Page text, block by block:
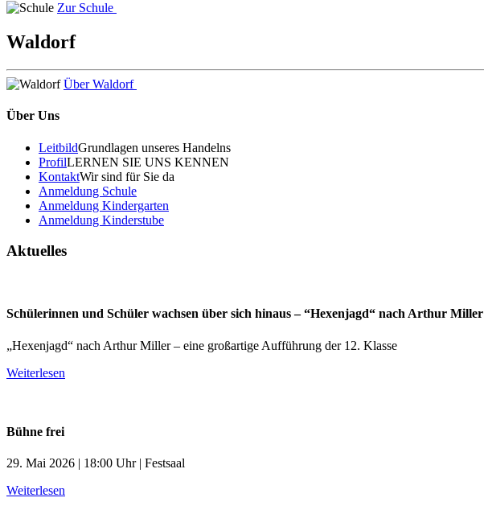
Zur Schule
Waldorf
Über Waldorf
Über Uns
LeitbildGrundlagen unseres Handelns
ProfilLERNEN SIE UNS KENNEN
KontaktWir sind für Sie da
Anmeldung Schule
Anmeldung Kindergarten
Anmeldung Kinderstube
Aktuelles
Schülerinnen und Schüler wachsen über sich hinaus – “Hexenjagd“ nach Arthur Miller
„Hexenjagd“ nach Arthur Miller – eine großartige Aufführung der 12. Klasse
Weiterlesen
Bühne frei
29. Mai 2026 | 18:00 Uhr | Festsaal
Weiterlesen